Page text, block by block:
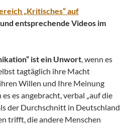
„Kritisches“ auf
und entsprechende Videos im
ist ein Unwort , wenn es
tagtäglich ihre Macht
Willen und Ihre Meinung
es angebracht, verbal „auf die
der Durchschnitt in Deutschland
trifft, die andere Menschen